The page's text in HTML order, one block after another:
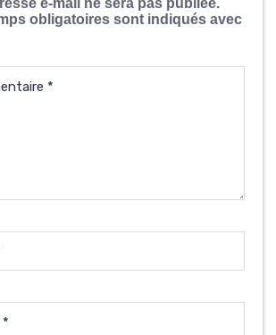
e-mail ne sera pas publiée.
obligatoires sont indiqués avec
*
*